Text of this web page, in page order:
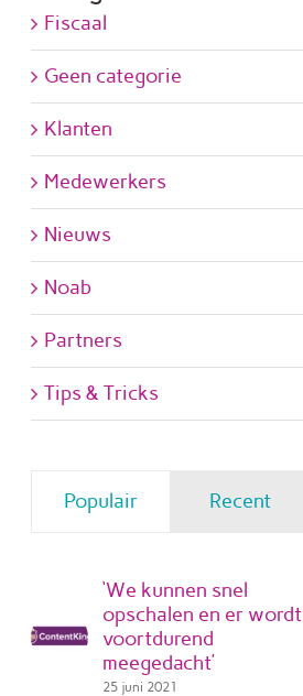
Fiscaal
Geen categorie
Klanten
Medewerkers
Nieuws
Noab
Partners
Tips & Tricks
Populair Recent
‘We kunnen snel
opschalen en er wordt
voortdurend
meegedacht’
25 juni 2021